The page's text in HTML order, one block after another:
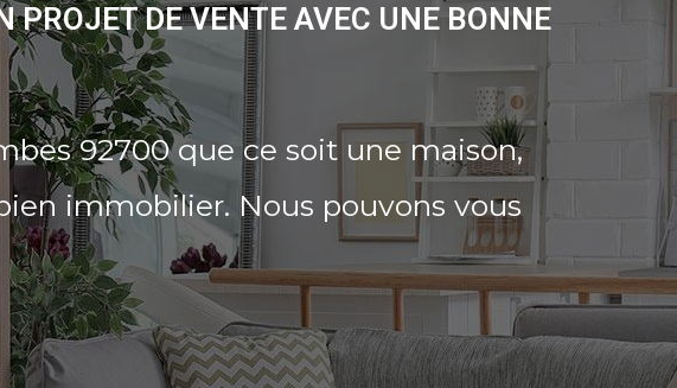
PROJET DE VENTE AVEC UNE BONNE
92700 que ce soit une maison,
immobilier. Nous pouvons vous